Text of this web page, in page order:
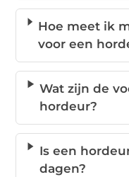
Hoe meet ik
voor een
Wat zijn de
hordeur?
Is een
dagen?